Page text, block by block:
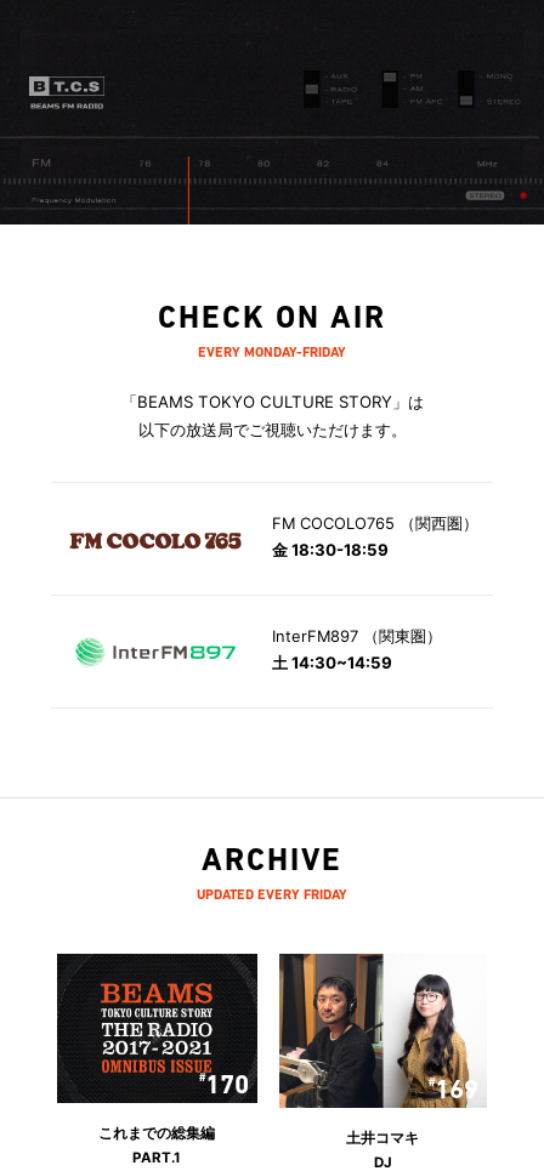
CHECK ON AIR
EVERY MONDAY-FRIDAY
「BEAMS TOKYO CULTURE STORY」は
以下の放送局でご視聴いただけます。
FM COCOLO765 （関西圏）
金 18:30-18:59
InterFM897 （関東圏）
土 14:30~14:59
ARCHIVE
UPDATED EVERY FRIDAY
170
これまでの総集編
PART.1
169
土井コマキ
DJ